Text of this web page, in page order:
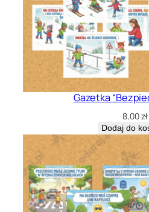
Gazetka
8,00zł
Dodaj do